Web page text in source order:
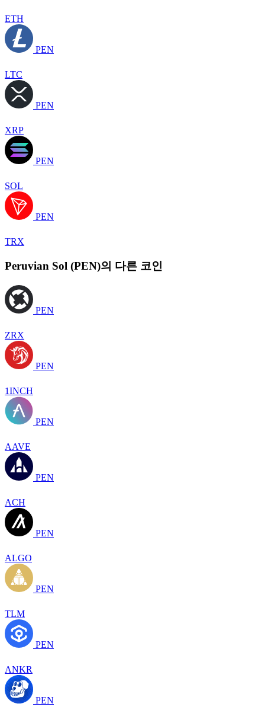
ETH
PEN
LTC
PEN
XRP
PEN
SOL
PEN
TRX
Peruvian Sol (PEN)의 다른 코인
PEN
ZRX
PEN
1INCH
PEN
AAVE
PEN
ACH
PEN
ALGO
PEN
TLM
PEN
ANKR
PEN